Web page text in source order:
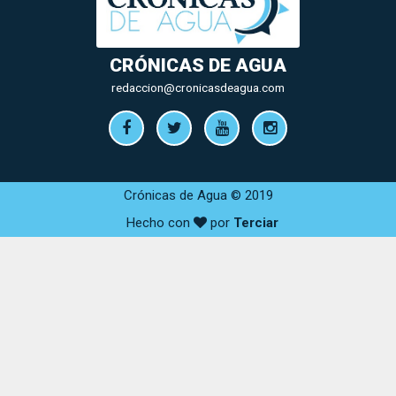
CRÓNICAS DE AGUA
redaccion@cronicasdeagua.com
Crónicas de Agua © 2019
Hecho con
por Terciar